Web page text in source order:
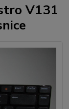
V131